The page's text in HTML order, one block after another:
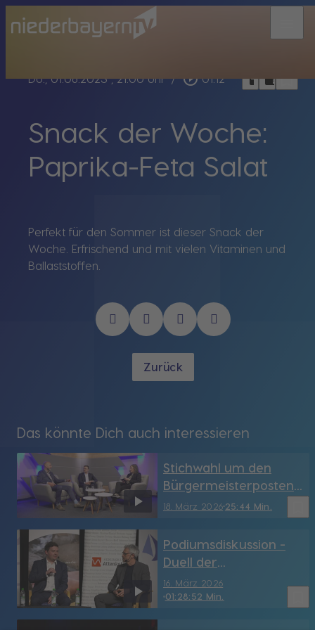
Do., 01.06.2023, 21:00 Uhr / play_circle_outline 01:12 headphoneschrome_reader_modebookmark_border
Snack der Woche:
Paprika-Feta Salat
Perfekt für den Sommer ist dieser Snack der
Woche. Erfrischend und mit vielen Vitaminen und
Ballaststoffen.
Zurück
Das könnte Dich auch interessieren
18. März 202625:44 Min.
Stichwahl um den
Bürgermeisterposten
in Dingolfing: Walk und
16. März 2026
01:28:52 Min.
Podiumsdiskussion -
Duell der
Oberbürgermeister-
Kandidaten der Stadt